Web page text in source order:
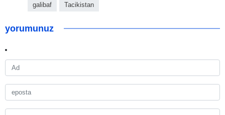
galibaf Tacikistan
yorumunuz